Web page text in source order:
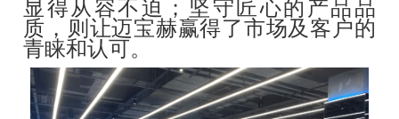
显得从容不迫；坚守匠心的产品品
质，则让迈宝赫赢得了市场及客户的
青睐和认可。